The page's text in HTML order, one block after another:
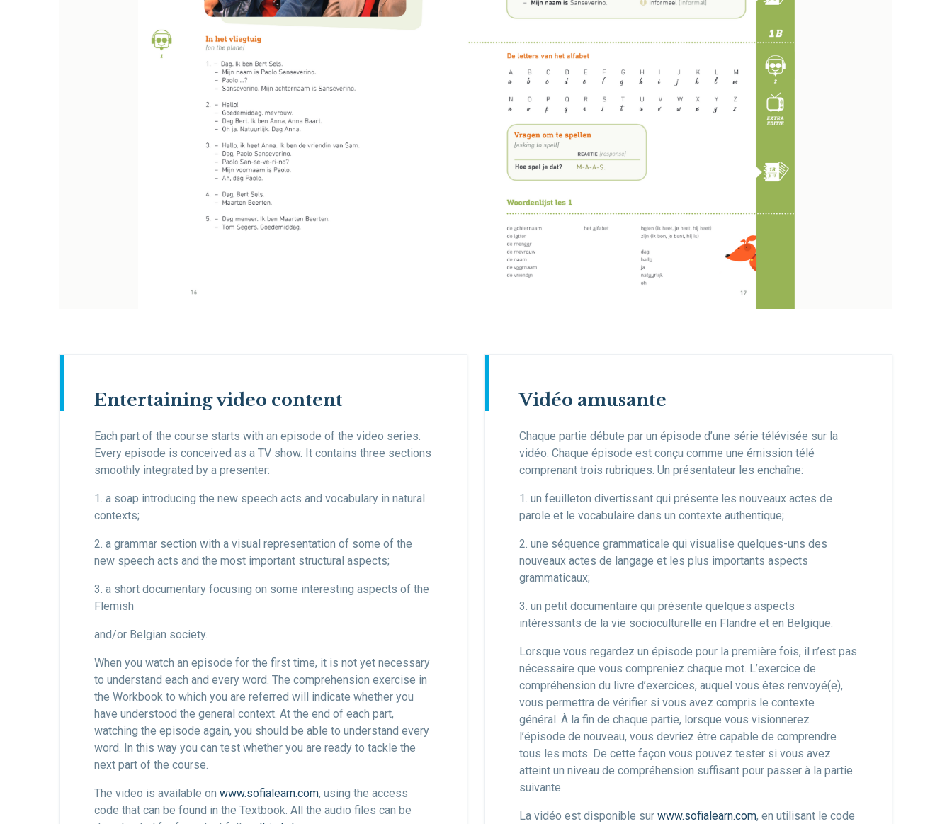
Entertaining video content
Each part of the course starts with an episode of the video series.
Every episode is conceived as a TV show. It contains three sections
smoothly integrated by a presenter:
1. a soap introducing the new speech acts and vocabulary in natural
contexts;
2. a grammar section with a visual representation of some of the
new speech acts and the most important structural aspects;
3. a short documentary focusing on some interesting aspects of the
Flemish
and/or Belgian society.
When you watch an episode for the first time, it is not yet necessary
to understand each and every word. The comprehension exercise in
the Workbook to which you are referred will indicate whether you
have understood the general context. At the end of each part,
watching the episode again, you should be able to understand every
word. In this way you can test whether you are ready to tackle the
next part of the course.
The video is available on www.sofialearn.com, using the access
code that can be found in the Textbook. All the audio files can be
Vidéo amusante
Chaque partie débute par un épisode d’une série télévisée sur la
vidéo. Chaque épisode est conçu comme une émission télé
comprenant trois rubriques. Un présentateur les enchaîne:
1. un feuilleton divertissant qui présente les nouveaux actes de
parole et le vocabulaire dans un contexte authentique;
2. une séquence grammaticale qui visualise quelques-uns des
nouveaux actes de langage et les plus importants aspects
grammaticaux;
3. un petit documentaire qui présente quelques aspects
intéressants de la vie socioculturelle en Flandre et en Belgique.
Lorsque vous regardez un épisode pour la première fois, il n’est pas
nécessaire que vous compreniez chaque mot. L’exercice de
compréhension du livre d’exercices, auquel vous êtes renvoyé(e),
vous permettra de vérifier si vous avez compris le contexte
général. À la fin de chaque partie, lorsque vous visionnerez
l’épisode de nouveau, vous devriez être capable de comprendre
tous les mots. De cette façon vous pouvez tester si vous avez
atteint un niveau de compréhension suffisant pour passer à la partie
suivante.
La vidéo est disponible sur www.sofialearn.com, en utilisant le code